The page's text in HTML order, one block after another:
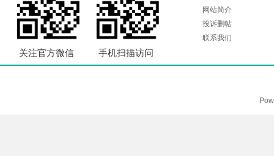
关注官方微信 手机扫描访问
网站简介
投诉删帖
联系我们